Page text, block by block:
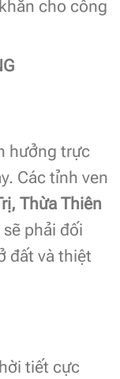
cho công
hưởng trực
Các tỉnh ven
Thừa Thiên
sẽ phải đối
đất và thiệt
tiết cực